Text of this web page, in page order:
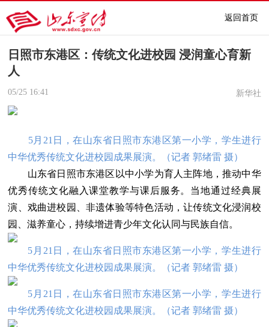
返回首页
日照市东港区：传统文化进校园 浸润童心育新
人
05/25 16:41 新华社
5月21日，在山东省日照市东港区第一小学，学生进行
中华优秀传统文化进校园成果展演。
（记者 郭绪雷 摄）
山东省日照市东港区以中小学为育人主阵地，推动中华
优秀传统文化融入课堂教学与课后服务。当地通过经典展
演、戏曲进校园、非遗体验等特色活动，让传统文化浸润校
园、滋养童心，持续增进青少年文化认同与民族自信。
5月21日，在山东省日照市东港区第一小学，学生进行
中华优秀传统文化进校园成果展演。
（记者 郭绪雷 摄）
5月21日，在山东省日照市东港区第一小学，学生进行
中华优秀传统文化进校园成果展演。
（记者 郭绪雷 摄）